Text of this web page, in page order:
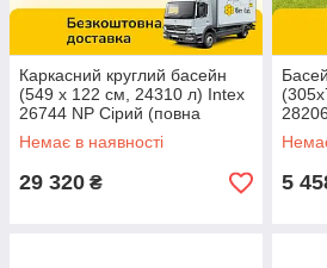
Каркасний круглий басейн
(549 x 122 см, 24310 л) Intex
26744 NP Сірий (повна
комплектація)
Немає в наявності
29 320 ₴ 5